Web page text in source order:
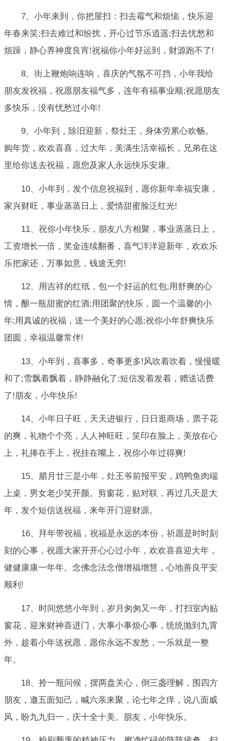
7、小年来到，你把屋扫：扫去霉气和烦恼，快乐迎
年春来笑;扫去难过和纷扰，开心过节乐逍遥;扫去忧愁和
烦躁，静心养神度良宵!祝福你小年好运到，财源跑不了!
8、街上鞭炮响连响，喜庆的气氛不可挡，小年我给
朋友发祝福，祝愿朋友福气多，连年有福事业顺;祝愿朋友
多快乐，没有忧愁过小年!
9、小年到，除旧迎新，祭灶王，身体劳累心欢畅。
购年货，欢欢喜喜，过大年，美满生活幸福长，兄弟在这
里给你送去祝福，愿您及家人永远快乐安康。
10、小年到，发个信息祝福到，愿你新年幸福安康，
家兴财旺，事业蒸蒸日上，爱情甜蜜脸泛红光!
11、祝你小年快乐，朋友八方相聚，事业蒸蒸日上，
工资增长一倍，奖金连续翻番，喜气洋洋迎新年，欢欢乐
乐把家还，万事如意，钱途无穷!
12、用吉祥的红纸，包一个好运的红包;用舒爽的心
情，酿一瓶甜蜜的红酒;用团聚的快乐，圆一个温馨的小
年;用真诚的祝福，送一个美好的心愿;祝你小年舒爽快乐
团圆，幸福温馨常伴!
13、小年到，喜事多，奇事更多!风吹着吹着，慢慢暖
和了;雪飘着飘着，静静融化了;短信发着发着，赠送话费
了!朋友，小年快乐!
14、小年日子旺，天天进银行，日日逛商场，票子花
的爽，礼物个个亮，人人神旺旺，笑印在脸上，美放在心
上，礼捧在手上，祝挂在嘴上，祝你小年过得爽!
15、腊月廿三是小年，灶王爷前报平安，鸡鸭鱼肉端
上桌，男女老少笑开颜。剪窗花，贴对联，再过几天是大
年，发个短信送祝福，来年开门迎财源。
16、拜年带祝福，祝福是永远的本份，祈愿是时时刻
刻的心事，祝愿大家开开心心过小年，欢欢喜喜迎大年，
健健康康一年年。念佛念法念僧增福增慧，心地善良平安
顺利!
17、时间悠悠小年到，岁月匆匆又一年，打扫室内贴
窗花，迎来财神喜进门，大事小事烦心事，统统抛到九霄
外，趁着小年送祝愿，愿你永远不发愁，一乐就是一整
年。
18、拎一瓶问候，摆两盘关心，倒三盏理解，围四方
朋友，邀五面知己，喊六亲来聚，论七年之痒，说八面威
风，盼九九归一，庆十全十美。朋友，小年快乐。